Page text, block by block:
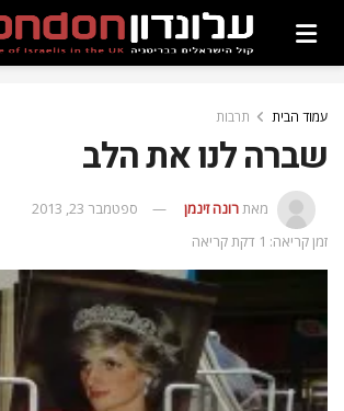
עמוד הבית תרבות
שברה לנו את הלב
מאתרונה זינמן
ספטמבר 23, 2013
זמן קריאה: 1 דקת קריאה